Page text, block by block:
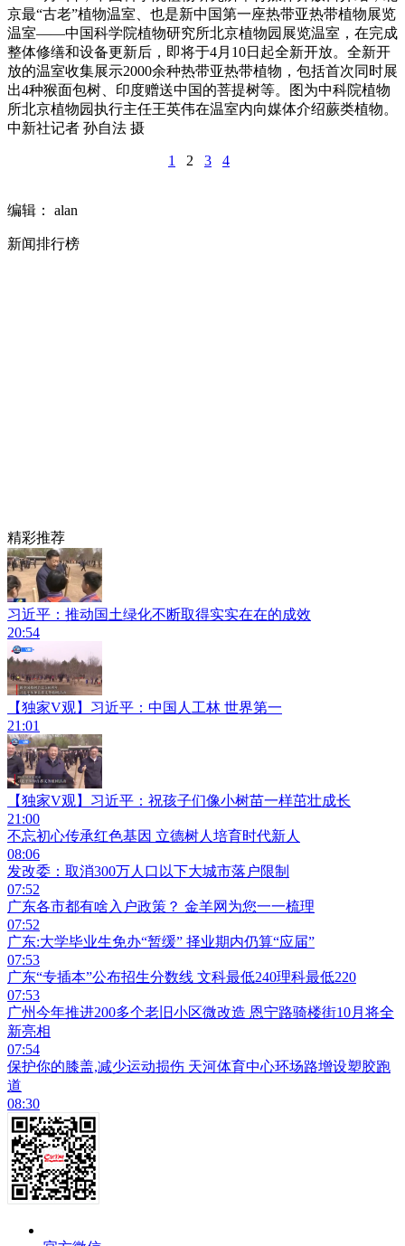
京最“古老”植物温室、也是新中国第一座热带亚热带植物展览
温室——中国科学院植物研究所北京植物园展览温室，在完成
整体修缮和设备更新后，即将于4月10日起全新开放。全新开
放的温室收集展示2000余种热带亚热带植物，包括首次同时展
出4种猴面包树、印度赠送中国的菩提树等。图为中科院植物
所北京植物园执行主任王英伟在温室内向媒体介绍蕨类植物。
中新社记者 孙自法 摄
1 2 3 4
编辑： alan
新闻排行榜
精彩推荐
习近平：推动国土绿化不断取得实实在在的成效
20:54
【独家V观】习近平：中国人工林 世界第一
21:01
【独家V观】习近平：祝孩子们像小树苗一样茁壮成长
21:00
不忘初心传承红色基因 立德树人培育时代新人
08:06
发改委：取消300万人口以下大城市落户限制
07:52
广东各市都有啥入户政策？ 金羊网为您一一梳理
07:52
广东:大学毕业生免办“暂缓” 择业期内仍算“应届”
07:53
广东“专插本”公布招生分数线 文科最低240理科最低220
07:53
广州今年推进200多个老旧小区微改造 恩宁路骑楼街10月将全
新亮相
07:54
保护你的膝盖,减少运动损伤 天河体育中心环场路增设塑胶跑
道
08:30